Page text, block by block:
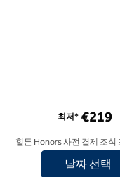
최저* €219
힐튼 Honors 사전 결제 조식
날짜 선택